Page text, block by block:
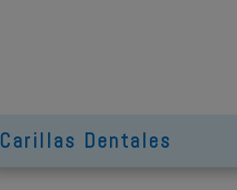
Carillas Dentales